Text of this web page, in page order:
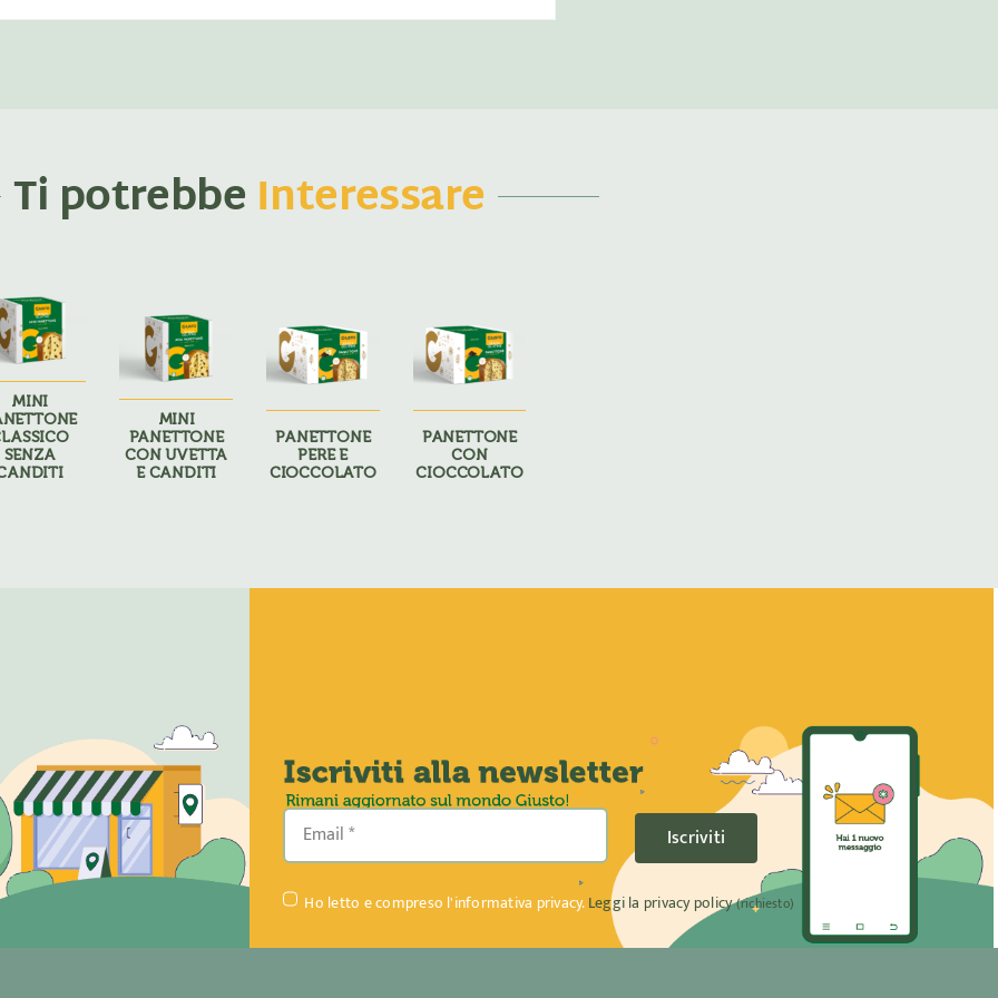
Ti potrebbe Interessare
MINI
SENZA
MINI
PANETTONE
CON UVETTA
E CANDITI
PANETTONE
PERE E
CIOCCOLATO
PANETTONE
CON
CIOCCOLATO
Iscriviti
Ho letto e compreso l'informativa privacy.Leggi la privacy policy(richiesto)